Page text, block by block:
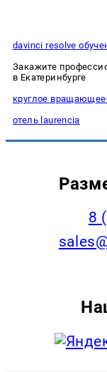
davinci resolve
Закажите
в Екатеринбурге
круглое
отель laurencia
8